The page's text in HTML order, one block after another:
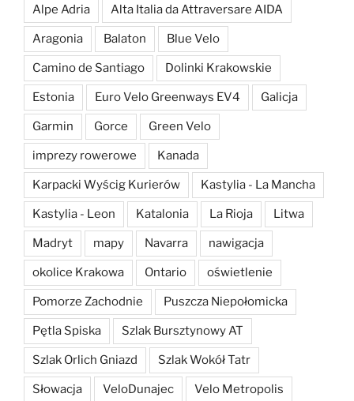
Alpe Adria Alta Italia da Attraversare AIDA
Aragonia Balaton Blue Velo
Camino de Santiago Dolinki Krakowskie
Estonia Euro Velo Greenways EV4 Galicja
Garmin Gorce Green Velo
imprezy rowerowe Kanada
Karpacki Wyścig Kurierów Kastylia - La Mancha
Kastylia - Leon Katalonia La Rioja Litwa
Madryt mapy Navarra nawigacja
okolice Krakowa Ontario oświetlenie
Pomorze Zachodnie Puszcza Niepołomicka
Pętla Spiska Szlak Bursztynowy AT
Szlak Orlich Gniazd Szlak Wokół Tatr
Słowacja VeloDunajec Velo Metropolis